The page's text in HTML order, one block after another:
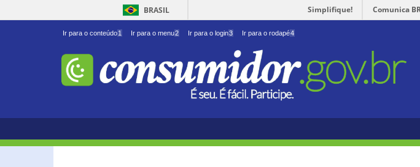
BRASIL Simplifique! Comunica
Ir para o conteúdo1 Ir para o menu2 Ir para o login3 Ir para o rodapé4